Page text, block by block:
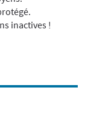
inactives !